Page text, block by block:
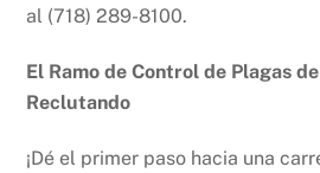
al (718) 289-8100.
El Ramo de Control de Plagas
Reclutando
¡Dé el primer paso hacia una